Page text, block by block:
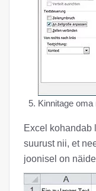
Kinnitage
Excel kohandab
suurust nii, et
joonisel on